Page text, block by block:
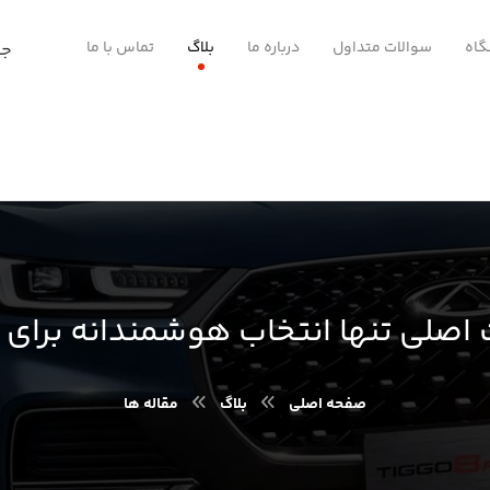
سوالات متداول درباره ما بلاگ تماس با ما
صفحه اصلی بلاگ مقاله ها